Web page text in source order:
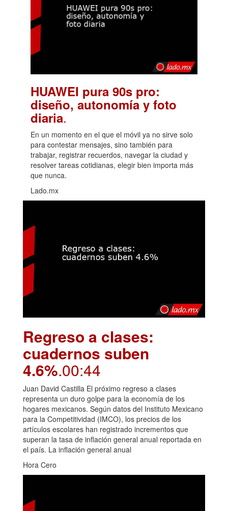
HUAWEI pura 90s pro:
diseño, autonomía y foto
diaria.
En un momento en el que el móvil ya no sirve solo
para contestar mensajes, sino también para
trabajar, registrar recuerdos, navegar la ciudad y
resolver tareas cotidianas, elegir bien importa más
que nunca.
Lado.mx
Regreso a clases:
cuadernos suben
4.6%.00:44
Juan David Castilla El próximo regreso a clases
representa un duro golpe para la economía de los
hogares mexicanos. Según datos del Instituto Mexicano
para la Competitividad (IMCO), los precios de los
artículos escolares han registrado incrementos que
superan la tasa de inflación general anual reportada en
el país. La inflación general anual
Hora Cero